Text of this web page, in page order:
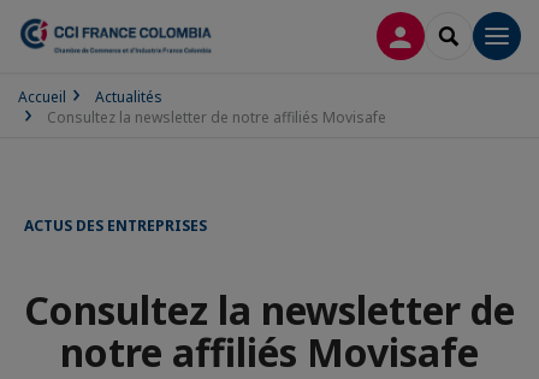
CONNEXION
Accueil
Actualités
Consultez la newsletter de notre affiliés Movisafe
ACTUS DES ENTREPRISES
Consultez la newsletter de
notre affiliés Movisafe